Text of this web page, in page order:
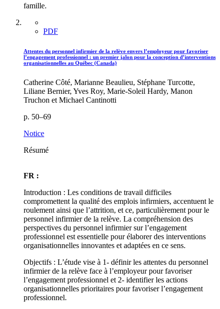
famille.
PDF
Attentes du personnel infirmier de la relève envers l’employeur pour favoriser
l’engagement professionnel : un premier jalon pour la conception d’interventions
organisationnelles au Québec (Canada)
Catherine Côté, Marianne Beaulieu, Stéphane Turcotte,
Liliane Bernier, Yves Roy, Marie-Soleil Hardy, Manon
Truchon et Michael Cantinotti
p. 50–69
Notice
Résumé
FR :
Introduction : Les conditions de travail difficiles
compromettent la qualité des emplois infirmiers, accentuent le
roulement ainsi que l’attrition, et ce, particulièrement pour le
personnel infirmier de la relève. La compréhension des
perspectives du personnel infirmier sur l’engagement
professionnel est essentielle pour élaborer des interventions
organisationnelles innovantes et adaptées en ce sens.
Objectifs : L’étude vise à 1- définir les attentes du personnel
infirmier de la relève face à l’employeur pour favoriser
l’engagement professionnel et 2- identifier les actions
organisationnelles prioritaires pour favoriser l’engagement
professionnel.